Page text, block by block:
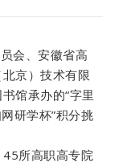
会、安徽省高
京）技术有限
馆承办的“字里
研学杯”积分挑
所高职高专院